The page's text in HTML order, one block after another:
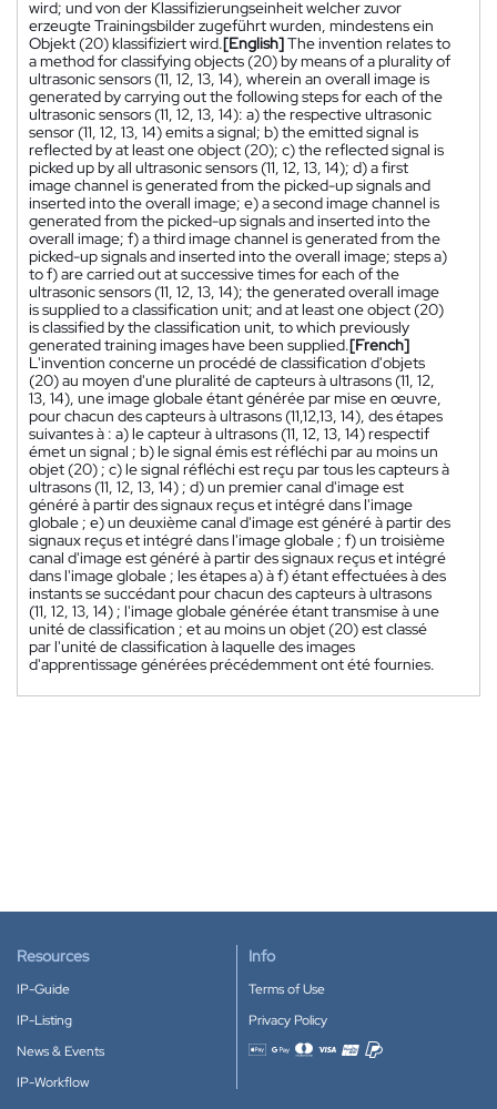
wird; und von der Klassifizierungseinheit welcher zuvor
erzeugte Trainingsbilder zugeführt wurden, mindestens ein
Objekt (20) klassifiziert wird.[English]The invention relates to
a method for classifying objects (20) by means of a plurality of
ultrasonic sensors (11, 12, 13, 14), wherein an overall image is
generated by carrying out the following steps for each of the
ultrasonic sensors (11, 12, 13, 14): a) the respective ultrasonic
sensor (11, 12, 13, 14) emits a signal; b) the emitted signal is
reflected by at least one object (20); c) the reflected signal is
picked up by all ultrasonic sensors (11, 12, 13, 14); d) a first
image channel is generated from the picked-up signals and
inserted into the overall image; e) a second image channel is
generated from the picked-up signals and inserted into the
overall image; f) a third image channel is generated from the
picked-up signals and inserted into the overall image; steps a)
to f) are carried out at successive times for each of the
ultrasonic sensors (11, 12, 13, 14); the generated overall image
is supplied to a classification unit; and at least one object (20)
is classified by the classification unit, to which previously
generated training images have been supplied.[French]
L'invention concerne un procédé de classification d'objets
(20) au moyen d'une pluralité de capteurs à ultrasons (11, 12,
13, 14), une image globale étant générée par mise en œuvre,
pour chacun des capteurs à ultrasons (11,12,13, 14), des étapes
suivantes à : a) le capteur à ultrasons (11, 12, 13, 14) respectif
émet un signal ; b) le signal émis est réfléchi par au moins un
objet (20) ; c) le signal réfléchi est reçu par tous les capteurs à
ultrasons (11, 12, 13, 14) ; d) un premier canal d'image est
généré à partir des signaux reçus et intégré dans l'image
globale ; e) un deuxième canal d'image est généré à partir des
signaux reçus et intégré dans l'image globale ; f) un troisième
canal d'image est généré à partir des signaux reçus et intégré
dans l'image globale ; les étapes a) à f) étant effectuées à des
instants se succédant pour chacun des capteurs à ultrasons
(11, 12, 13, 14) ; l'image globale générée étant transmise à une
unité de classification ; et au moins un objet (20) est classé
par l'unité de classification à laquelle des images
d'apprentissage générées précédemment ont été fournies.
Resources
IP-Guide
IP-Listing
News & Events
IP-Workflow
Info
Terms of Use
Privacy Policy
Accepted payment methods